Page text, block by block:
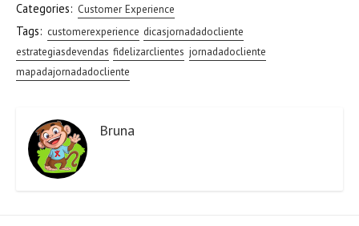
Categories: Customer Experience
Tags: customerexperience dicasjornadadocliente
estrategiasdevendas fidelizarclientes jornadadocliente
mapadajornadadocliente
Bruna